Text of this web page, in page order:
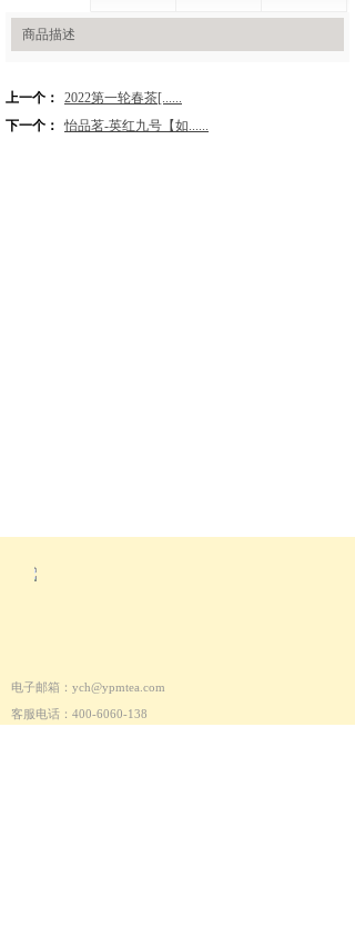
商品描述
上一个：
2022第一轮春茶[......
下一个：
怡品茗-英红九号【如......
电子邮箱：ych@ypmtea .com
客服电话：400-6060-138